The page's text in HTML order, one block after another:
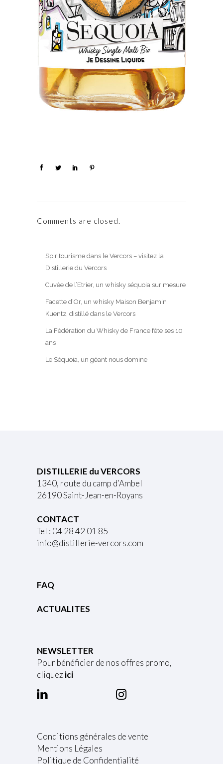
Comments are closed.
Spiritourisme dans le Vercors – visitez la
Distillerie du Vercors
Cuvée de l’Etrier, un whisky séquoia sur mesure
Facette d’Or, un whisky Maison Benjamin
Kuentz, distillé dans le Vercors
La Fédération du Whisky de France fête ses 10
ans
Le Séquoia, un géant nous domine
DISTILLERIE du VERCORS
1340, route du camp d’Ambel
26190 Saint-Jean-en-Royans
CONTACT
Tel : 04 28 42 01 85
info@distillerie-vercors.com
FAQ
ACTUALITES
NEWSLETTER
Pour bénéficier de nos offres promo,
cliquez ici
Conditions générales de vente
Mentions Légales
Politique de Confidentialité